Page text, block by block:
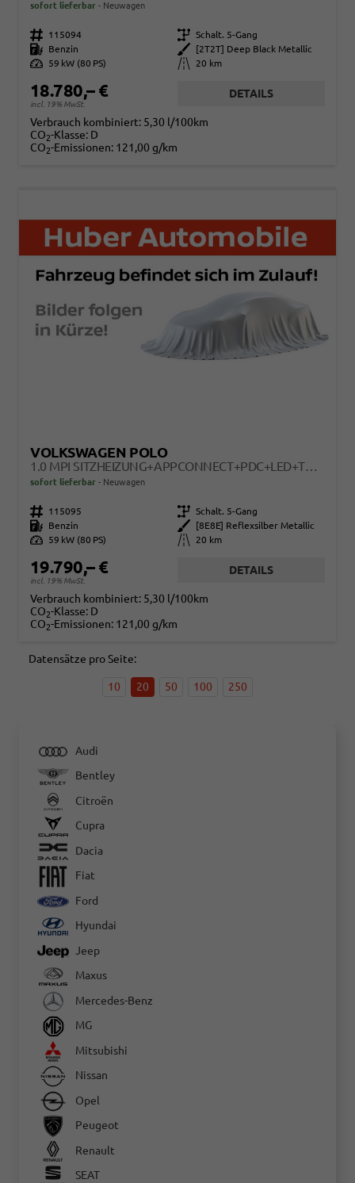
sofort lieferbar Neuwagen
Fahrzeugnr. 115094 Getriebe Schalt. 5-Gang
Kraftstoff
Benzin Außenfarbe
[2T2T] Deep Black Metallic
Leistung
59 kW (80 PS) Kilometerstand 20 km
18.780,– €
incl. 19% MwSt.
DETAILS
Verbrauch kombiniert: 5,30 l/100km
CO2-Klasse: D
CO2-Emissionen: 121,00 g/km
VOLKSWAGEN POLO
1.0 MPI SITZHEIZUNG+APPCONNECT+PDC+LED+TOUCH+LICHTSENSOR+MULTILENKRAD
sofort lieferbar Neuwagen
Fahrzeugnr. 115095 Getriebe Schalt. 5-Gang
Kraftstoff
Benzin Außenfarbe
[8E8E] Reflexsilber Metallic
Leistung
59 kW (80 PS) Kilometerstand 20 km
19.790,– €
incl. 19% MwSt.
DETAILS
Verbrauch kombiniert: 5,30 l/100km
CO2-Klasse: D
CO2-Emissionen: 121,00 g/km
Datensätze pro Seite:
10 20 50 100 250
Audi
Bentley
Citroën
Cupra
Dacia
Fiat
Ford
Hyundai
Jeep
Maxus
Mercedes-Benz
MG
Mitsubishi
Nissan
Opel
Peugeot
Renault
SEAT